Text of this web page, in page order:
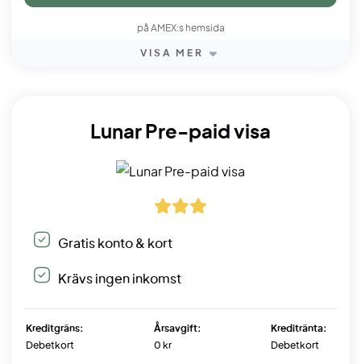
på AMEX:s hemsida
VISA MER
Lunar Pre-paid visa
Gratis konto & kort
Krävs ingen inkomst
Kreditgräns:
Debetkort
Årsavgift:
0 kr
Kreditränta:
Debetkort